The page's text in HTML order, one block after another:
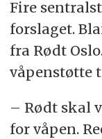
Fire
forslaget.
fra Rødt
våpenstøtte
– Rødt skal
for våpen.